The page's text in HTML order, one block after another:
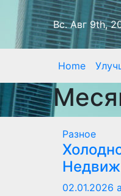
Перейти
содержимому
Вс. Авг 9th,
Home
Разное
02.01.2026